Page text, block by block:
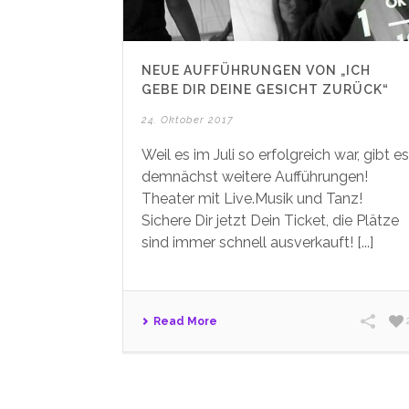
NEUE AUFFÜHRUNGEN VON „ICH
GEBE DIR DEINE GESICHT ZURÜCK“
24. Oktober 2017
Weil es im Juli so erfolgreich war, gibt es
demnächst weitere Aufführungen!
Theater mit Live.Musik und Tanz!
Sichere Dir jetzt Dein Ticket, die Plätze
sind immer schnell ausverkauft! [...]
Read More